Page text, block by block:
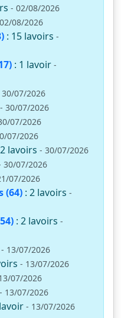
- 02/08/2026
08/2026
: 15 lavoirs -
: 1 lavoir -
30/07/2026
- 30/07/2026
07/2026
07/2026
lavoirs - 30/07/2026
30/07/2026
07/2026
(64) : 2 lavoirs -
: 2 lavoirs -
- 13/07/2026
- 13/07/2026
07/2026
- 13/07/2026
- 13/07/2026